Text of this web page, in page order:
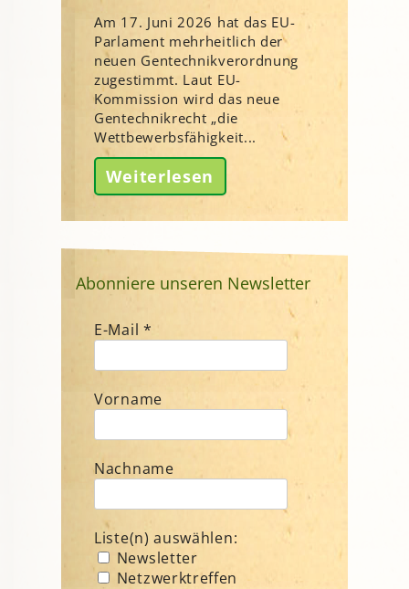
Am 17. Juni 2026 hat das EU-
Parlament mehrheitlich der
neuen Gentechnikverordnung
zugestimmt. Laut EU-
Kommission wird das neue
Gentechnikrecht „die
Wettbewerbsfähigkeit...
Weiterlesen
Abonniere unseren Newsletter
E-Mail *
Vorname
Nachname
Liste(n) auswählen:
Newsletter
Netzwerktreffen